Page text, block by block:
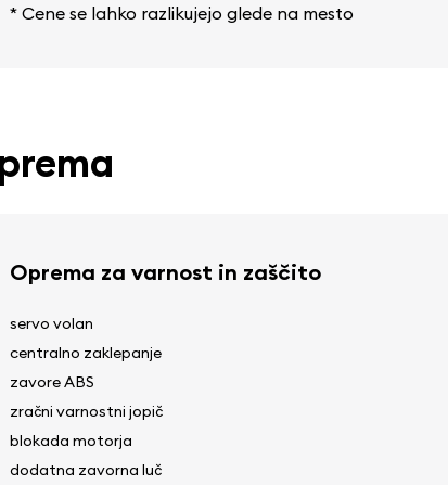
* Cene se lahko razlikujejo glede na mesto
Oprema za varnost in zaščito
servo volan
centralno zaklepanje
zavore ABS
zračni varnostni jopič
blokada motorja
dodatna zavorna luč